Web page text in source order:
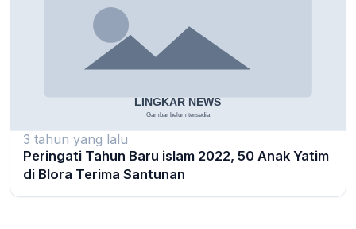
3 tahun yang lalu
Peringati Tahun Baru islam 2022, 50 Anak Yatim
di Blora Terima Santunan